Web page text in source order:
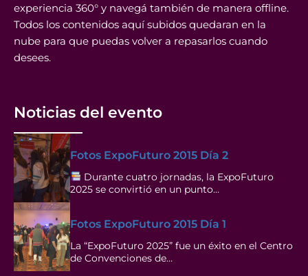
experiencia 360° y navegá también de manera offline.
Todos los contenidos aquí subidos quedaran en la
nube para que puedas volver a repasarlos cuando
desees.
Noticias del evento
Fotos ExpoFuturo 2015 Día 2
Durante cuatro jornadas, la ExpoFuturo
2025 se convirtió en un punto…
Fotos ExpoFuturo 2015 Día 1
La “ExpoFuturo 2025” fue un éxito en el Centro
de Convenciones de…